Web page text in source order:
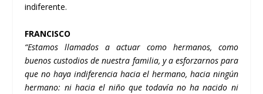
indiferente.
FRANCISCO
“Estamos llamados a actuar como hermanos, como
buenos custodios de nuestra familia, y a esforzarnos para
que no haya indiferencia hacia el hermano, hacia ningún
hermano: ni hacia el niño que todavía no ha nacido ni